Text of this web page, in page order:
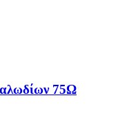
75Ω